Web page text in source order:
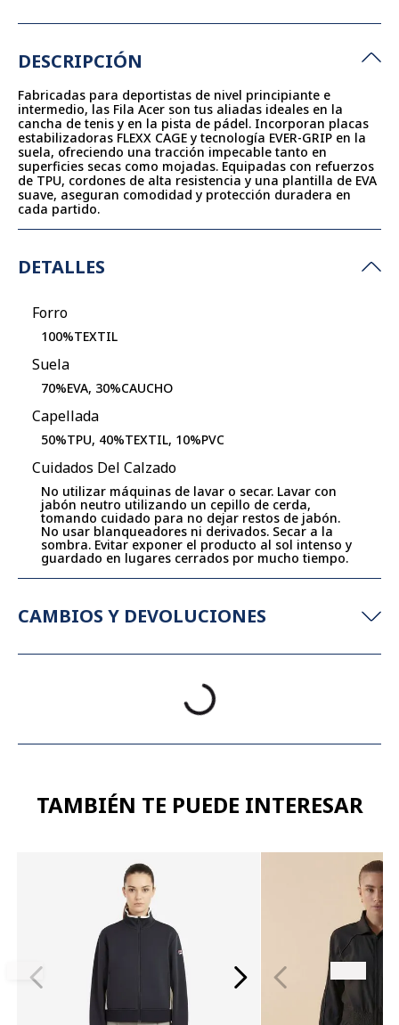
DESCRIPCIÓN
Fabricadas para deportistas de nivel principiante e
intermedio, las Fila Acer son tus aliadas ideales en la
cancha de tenis y en la pista de pádel. Incorporan placas
estabilizadoras FLEXX CAGE y tecnología EVER-GRIP en la
suela, ofreciendo una tracción impecable tanto en
superficies secas como mojadas. Equipadas con refuerzos
de TPU, cordones de alta resistencia y una plantilla de EVA
suave, aseguran comodidad y protección duradera en
cada partido.
DETALLES
Forro
100%TEXTIL
Suela
70%EVA, 30%CAUCHO
Capellada
50%TPU, 40%TEXTIL, 10%PVC
Cuidados Del Calzado
No utilizar máquinas de lavar o secar. Lavar con
jabón neutro utilizando un cepillo de cerda,
tomando cuidado para no dejar restos de jabón.
No usar blanqueadores ni derivados. Secar a la
sombra. Evitar exponer el producto al sol intenso y
guardado en lugares cerrados por mucho tiempo.
CAMBIOS Y DEVOLUCIONES
TAMBIÉN TE PUEDE INTERESAR